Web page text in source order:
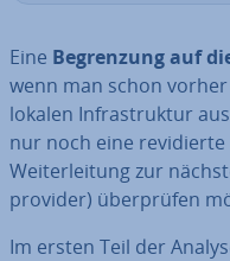
Eine Be­gren­zung auf
wenn man schon
lokalen In­fra­struk­tur
nur noch eine
Wei­ter­lei­tung zur
pro­vi­der) über­prü­fen
Im ersten Teil der